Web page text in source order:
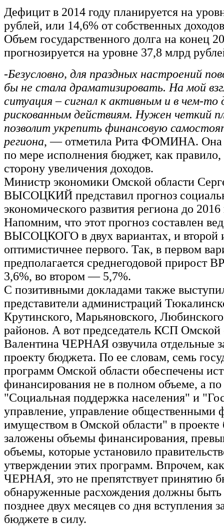
Дефицит в 2014 году планируется на
рублей, или 14,6% от собственных
Объем государственного долга на конец
прогнозируется на уровне 37,8 млрд
-Безусловно, для праздных настроений
бы не стала драматизировать. На мой
ситуация – сигнал к активным и в чем-
рискованным действиям. Нужен четкий
позволит укрепить финансовую
региона, — отметила Рита ФОМИНА. Она
по мере исполнения бюджет, как правило,
сторону увеличения доходов.
Министр экономики Омской области
ВЫСОЦКИЙ представил прогноз
экономического развития региона до 2016
Напомним, что этот прогноз составлен
ВЫСОЦКОГО в двух вариантах, и второй
оптимистичнее первого. Так, в первом
предполагается среднегодовой прирост
3,6%, во втором — 5,7%.
С позитивными докладами также
представители администраций
Крутинского, Марьяновского,
районов. А вот председатель КСП Омской
Валентина ЧЕРНАЯ озвучила отдельные
проекту бюджета. По ее словам, семь
программ Омской области обеспечены
финансирования не в полном объеме, а
"Социальная поддержка населения" и
управление, управление общественными
имуществом в Омской области" в
заложены объемы финансирования,
объемы, которые установило
утверждении этих программ. Впрочем,
ЧЕРНАЯ, это не препятствует принятию
обнаруженные расхождения должны быть
позднее двух месяцев со дня вступления
бюджете в силу.